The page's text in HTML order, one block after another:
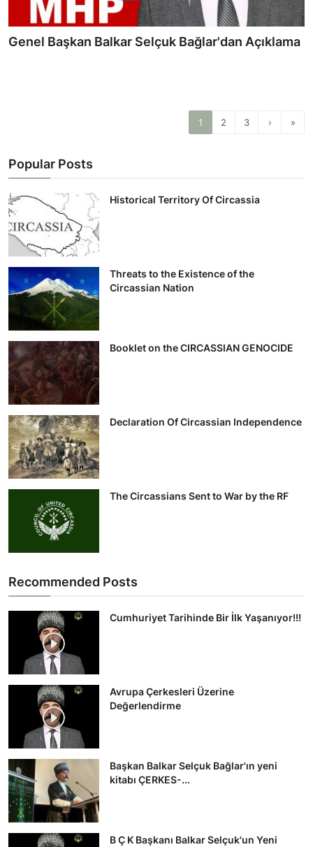
Genel Başkan Balkar Selçuk Bağlar'dan Açıklama
1 2 3 › »
Popular Posts
Historical Territory Of Circassia
Threats to the Existence of the
Circassian Nation
Booklet on the CIRCASSIAN GENOCIDE
Declaration Of Circassian Independence
The Circassians Sent to War by the RF
Recommended Posts
Cumhuriyet Tarihinde Bir İlk Yaşanıyor!!!
Avrupa Çerkesleri Üzerine
Değerlendirme
Başkan Balkar Selçuk Bağlar'ın yeni
kitabı ÇERKES-...
B Ç K Başkanı Balkar Selçuk'un Yeni